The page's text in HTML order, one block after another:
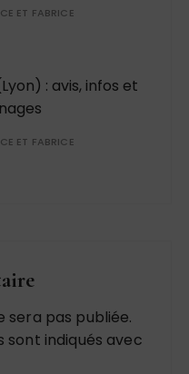
ET FABRICE
: avis, infos et
ET FABRICE
pas publiée.
sont indiqués avec